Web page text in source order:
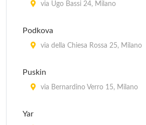
via Ludovico Montegani 68, Milano
via Lodovico il Moro 61, Milano
via Ugo Bassi 24, Milano
Podkova
via della Chiesa Rossa 25, Milano
Puskin
via Bernardino Verro 15, Milano
Yar